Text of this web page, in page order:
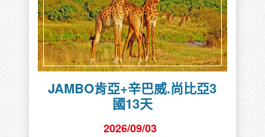
JAMBO肯亞+辛巴威.尚比亞3
國13天
2026/09/03